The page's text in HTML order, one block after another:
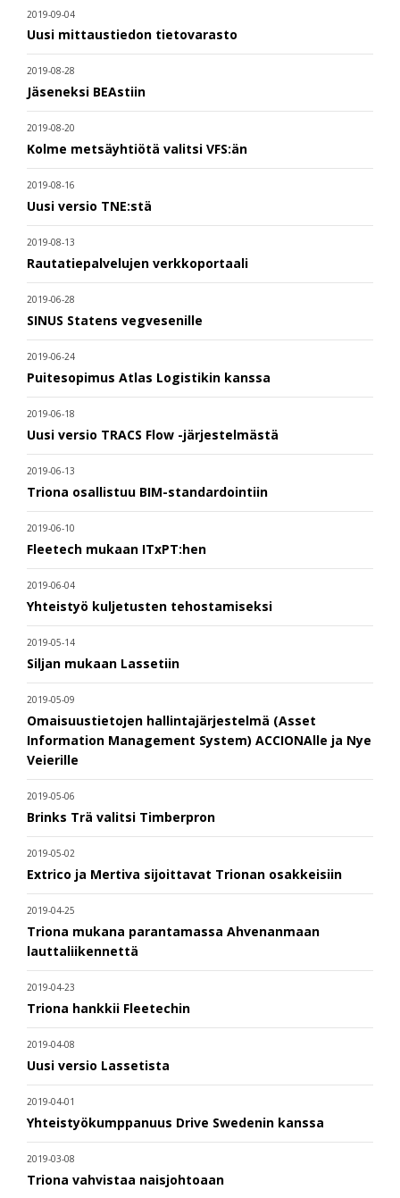
2019-09-04
Uusi mittaustiedon tietovarasto
2019-08-28
Jäseneksi BEAstiin
2019-08-20
Kolme metsäyhtiötä valitsi VFS:än
2019-08-16
Uusi versio TNE:stä
2019-08-13
Rautatiepalvelujen verkkoportaali
2019-06-28
SINUS Statens vegvesenille
2019-06-24
Puitesopimus Atlas Logistikin kanssa
2019-06-18
Uusi versio TRACS Flow -järjestelmästä
2019-06-13
Triona osallistuu BIM-standardointiin
2019-06-10
Fleetech mukaan ITxPT:hen
2019-06-04
Yhteistyö kuljetusten tehostamiseksi
2019-05-14
Siljan mukaan Lassetiin
2019-05-09
Omaisuustietojen hallintajärjestelmä (Asset
Information Management System) ACCIONAlle ja Nye
Veierille
2019-05-06
Brinks Trä valitsi Timberpron
2019-05-02
Extrico ja Mertiva sijoittavat Trionan osakkeisiin
2019-04-25
Triona mukana parantamassa Ahvenanmaan
lauttaliikennettä
2019-04-23
Triona hankkii Fleetechin
2019-04-08
Uusi versio Lassetista
2019-04-01
Yhteistyökumppanuus Drive Swedenin kanssa
2019-03-08
Triona vahvistaa naisjohtoaan